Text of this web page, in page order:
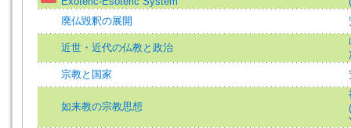
廃仏毀釈の展開
近世・近代の仏教と政治
宗教と国家
如来教の宗教思想